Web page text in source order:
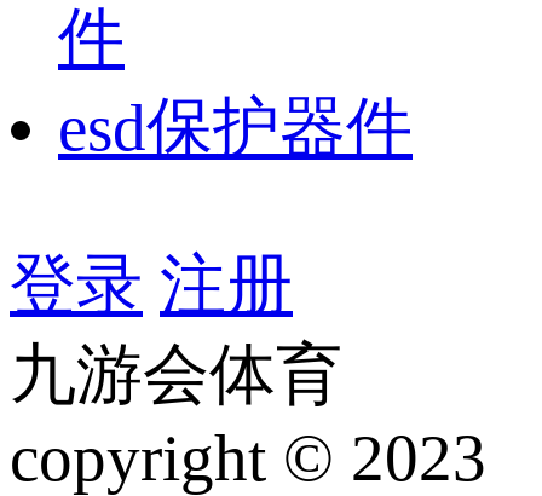
件
esd保护器件
登录 注册
九游会体育
copyright © 2023